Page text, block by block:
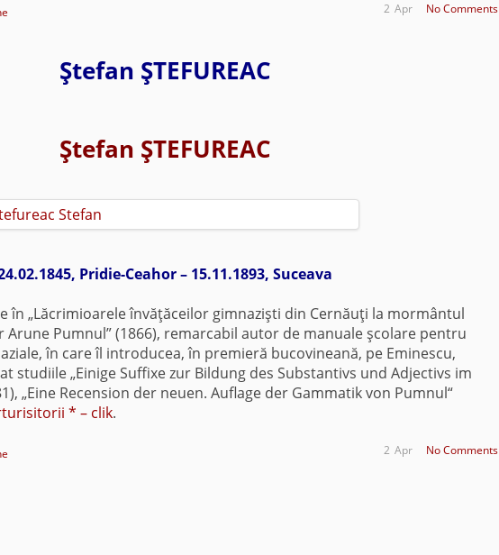
No Comments
Apr
2
Ştefan ŞTEFUREAC
Ştefan ŞTEFUREAC
Pridie-Ceahor – 15.11.1893, Suceava
„Lăcrimioarele învăţăceilor gimnazişti din Cernăuţi la mormântul
Pumnul” (1866), remarcabil autor de manuale şcolare pentru
în care îl introducea, în premieră bucovineană, pe Eminescu,
studiile „Einige Suffixe zur Bildung des Substantivs und Adjectivs im
„Eine Recension der neuen. Auflage der Gammatik von Pumnul“
* – clik.
No Comments
Apr
2